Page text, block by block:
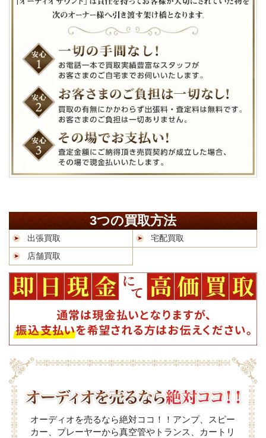
3つの買取方法
出張買取
宅配買取
店舗買取
オーディオを売るなら絶対ココ！！アンプ、スピー
カー、プレーヤーから真空管やトランス、カートリ